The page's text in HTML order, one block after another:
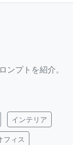
プトを紹介。
インテリア
フィス